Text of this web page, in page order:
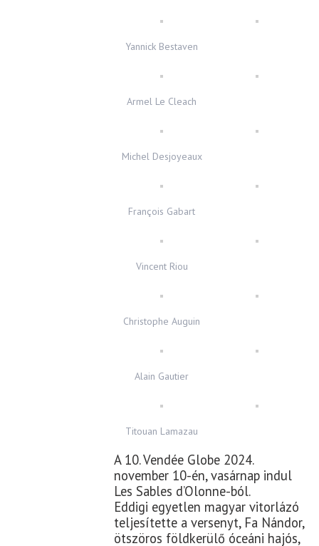
Yannick Bestaven
Armel Le Cleach
Michel Desjoyeaux
François Gabart
Vincent Riou
Christophe Auguin
Alain Gautier
Titouan Lamazau
A 10. Vendée Globe 2024.
november 10-én, vasárnap indul
Les Sables d’Olonne-ból.
Eddigi egyetlen magyar vitorlázó
teljesítette a versenyt, Fa Nándor,
ötszöros földkerülő óceáni hajós,